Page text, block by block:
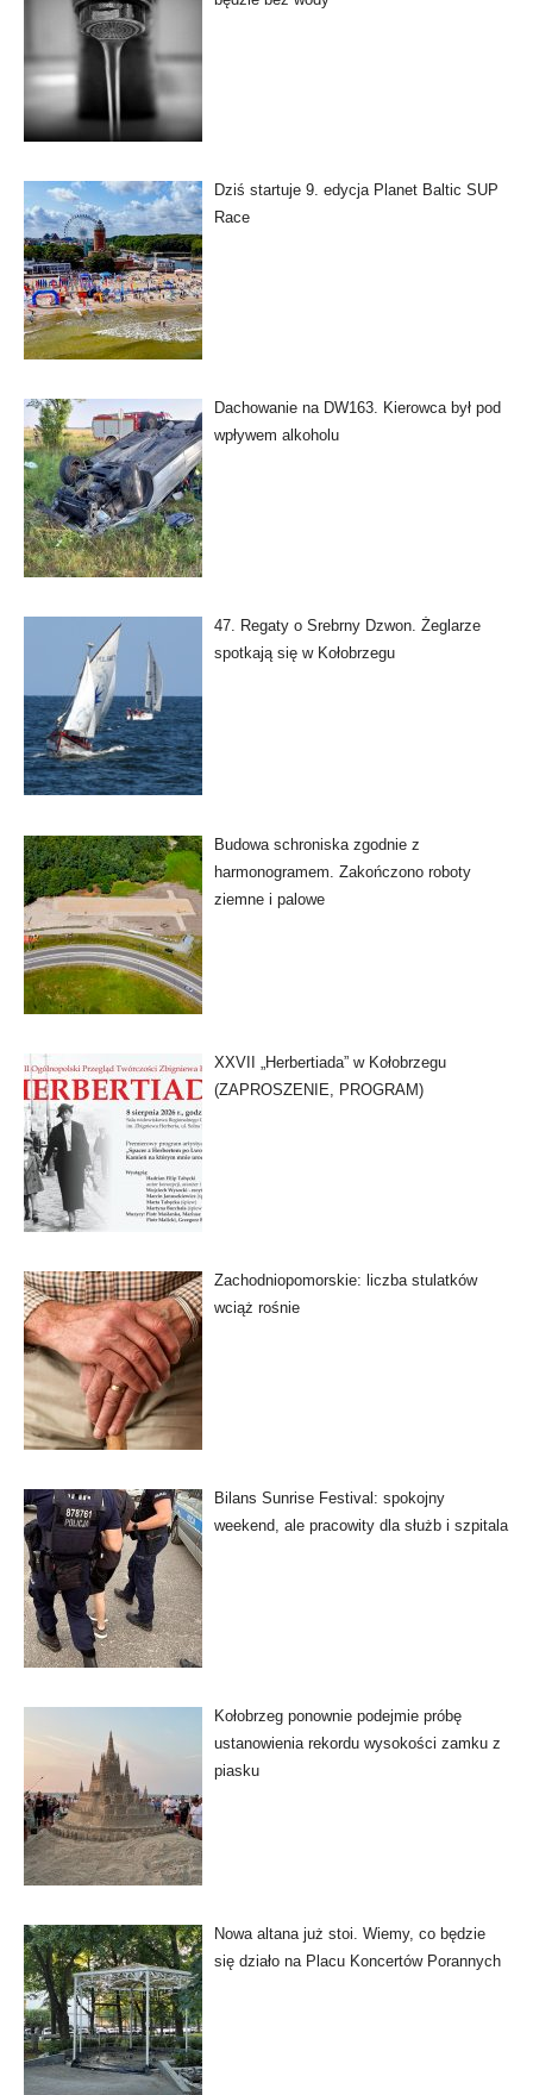
Dziś startuje 9. edycja Planet Baltic SUP
Race
Dachowanie na DW163. Kierowca był pod
wpływem alkoholu
47. Regaty o Srebrny Dzwon. Żeglarze
spotkają się w Kołobrzegu
Budowa schroniska zgodnie z
harmonogramem. Zakończono roboty
ziemne i palowe
XXVII „Herbertiada” w Kołobrzegu
(ZAPROSZENIE, PROGRAM)
Zachodniopomorskie: liczba stulatków
wciąż rośnie
Bilans Sunrise Festival: spokojny
weekend, ale pracowity dla służb i szpitala
Kołobrzeg ponownie podejmie próbę
ustanowienia rekordu wysokości zamku z
piasku
Nowa altana już stoi. Wiemy, co będzie
się działo na Placu Koncertów Porannych